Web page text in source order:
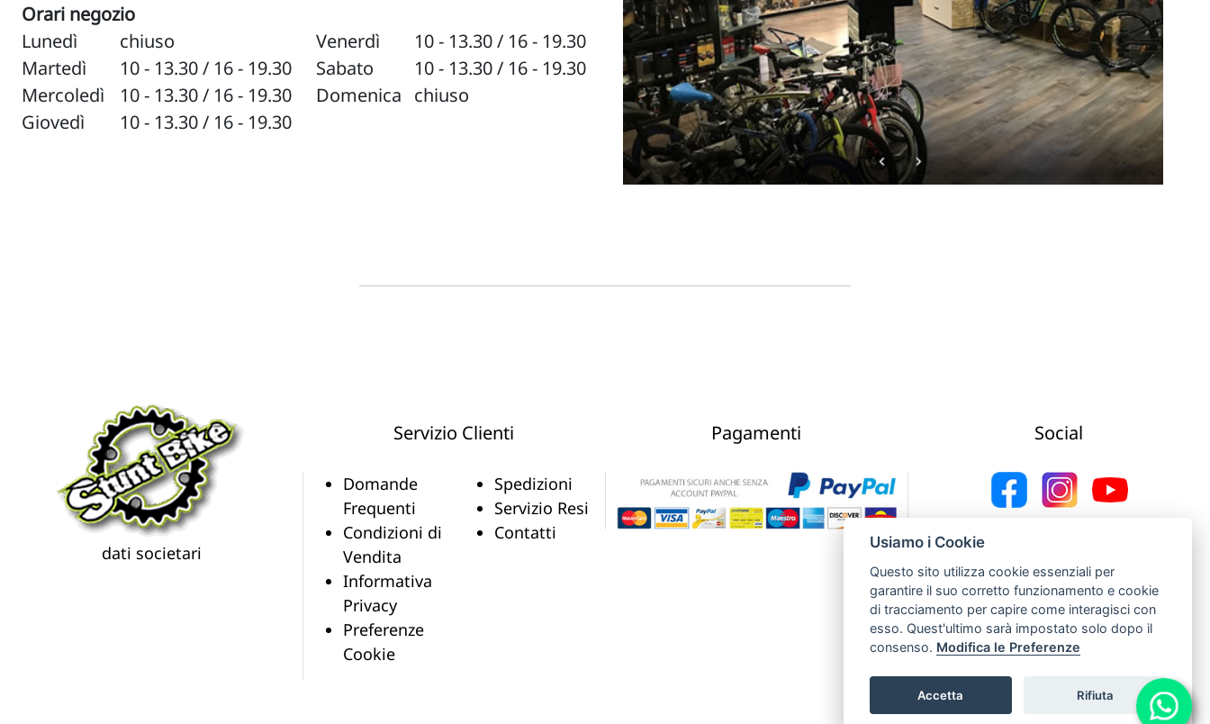
Orari negozio
Lunedì
chiuso
Martedì
10 - 13.30 / 16 - 19.30
Mercoledì
10 - 13.30 / 16 - 19.30
Giovedì
10 - 13.30 / 16 - 19.30
Venerdì
10 - 13.30 / 16 - 19.30
Sabato
10 - 13.30 / 16 - 19.30
Domenica chiuso
dati societari
Servizio Clienti
Domande
Frequenti
Condizioni di
Vendita
Informativa
Privacy
Preferenze
Cookie
Spedizioni
Servizio Resi
Contatti
Pagamenti Social
Usiamo i Cookie
Questo sito utilizza cookie essenziali per
garantire il suo corretto funzionamento e cookie
di tracciamento per capire come interagisci con
esso. Quest'ultimo sarà impostato solo dopo il
consenso. Modifica le Preferenze
Accetta Rifiuta